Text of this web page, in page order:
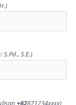
S.E.)
+62871234xxxx)